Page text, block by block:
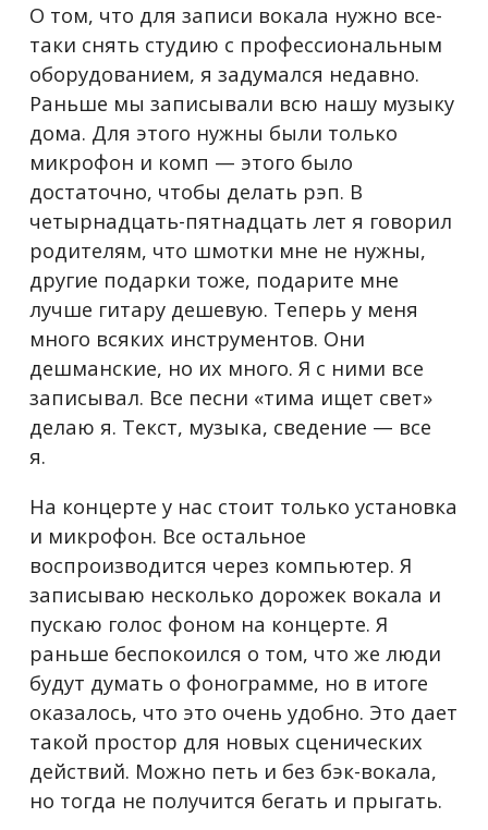
О том, что для записи вокала нужно все-
таки снять студию с профессиональным
оборудованием, я задумался недавно.
Раньше мы записывали всю нашу музыку
дома. Для этого нужны были только
микрофон и комп — этого было
достаточно, чтобы делать рэп. В
четырнадцать-пятнадцать лет я говорил
родителям, что шмотки мне не нужны,
другие подарки тоже, подарите мне
лучше гитару дешевую. Теперь у меня
много всяких инструментов. Они
дешманские, но их много. Я с ними все
записывал. Все песни «тима ищет свет»
делаю я. Текст, музыка, сведение — все
я.
На концерте у нас стоит только установка
и микрофон. Все остальное
воспроизводится через компьютер. Я
записываю несколько дорожек вокала и
пускаю голос фоном на концерте. Я
раньше беспокоился о том, что же люди
будут думать о фонограмме, но в итоге
оказалось, что это очень удобно. Это дает
такой простор для новых сценических
действий. Можно петь и без бэк-вокала,
но тогда не получится бегать и прыгать.